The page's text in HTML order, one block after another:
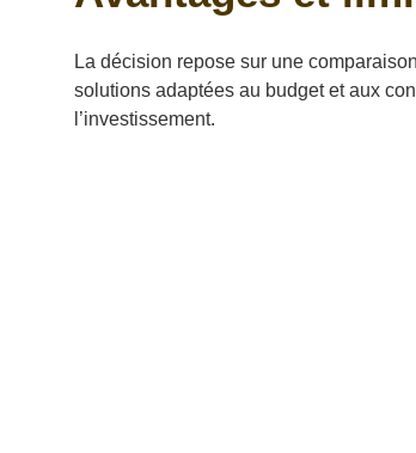
La décision repose sur une
solutions adaptées au budget et aux
l’investissement.